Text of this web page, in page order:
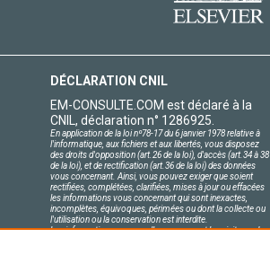
DÉCLARATION CNIL
EM-CONSULTE.COM est déclaré à la
CNIL, déclaration n° 1286925.
En application de la loi nº78-17 du 6 janvier 1978 relative à
l'informatique, aux fichiers et aux libertés, vous disposez
des droits d'opposition (art.26 de la loi), d'accès (art.34 à 38
de la loi), et de rectification (art.36 de la loi) des données
vous concernant. Ainsi, vous pouvez exiger que soient
rectifiées, complétées, clarifiées, mises à jour ou effacées
les informations vous concernant qui sont inexactes,
incomplètes, équivoques, périmées ou dont la collecte ou
l'utilisation ou la conservation est interdite.
Les informations personnelles concernant les visiteurs de